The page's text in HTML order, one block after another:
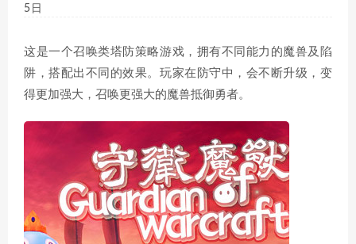
5日
这是一个召唤类塔防策略游戏，拥有不同能力的魔兽及陷
阱，搭配出不同的效果。玩家在防守中，会不断升级，变
得更加强大，召唤更强大的魔兽抵御勇者。